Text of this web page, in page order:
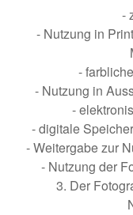
-
- Nutzung in
-
- Nutzung in
-
- digitale
- Weitergabe zur
- Nutzung der
3. Der